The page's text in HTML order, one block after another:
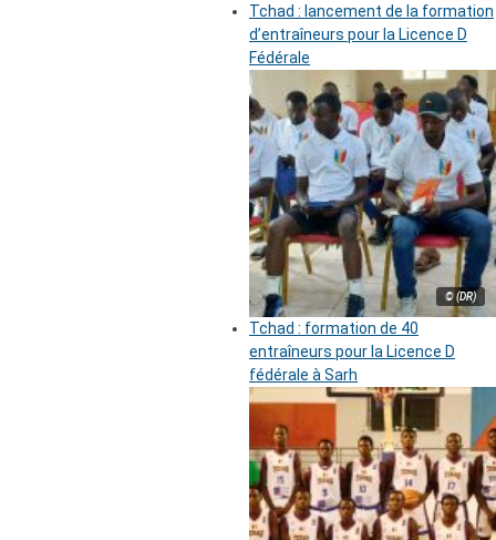
Tchad : lancement de la formation
d’entraîneurs pour la Licence D
Fédérale
© (DR)
Tchad : formation de 40
entraîneurs pour la Licence D
fédérale à Sarh